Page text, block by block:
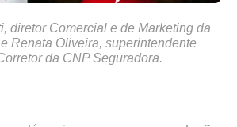
diretor Comercial e de Marketing da
Renata Oliveira, superintendente
da CNP Seguradora.